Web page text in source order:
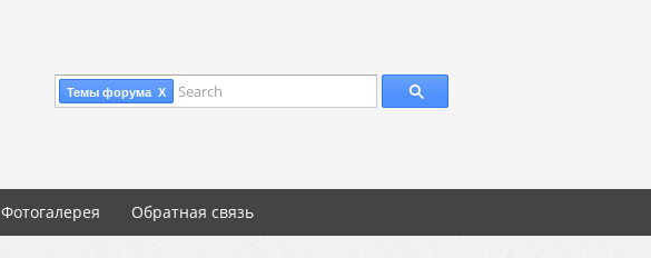
Темы форума X Search
Фотогалерея Обратная связь